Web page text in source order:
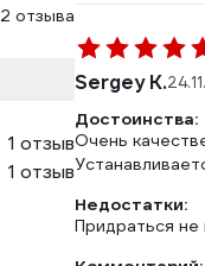
2 отзыва
1 отзыв
1 отзыв
Sergey K.
Достоинства:
Очень
Недостатки:
Придраться не